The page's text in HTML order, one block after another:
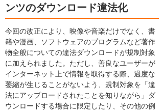
ンツのダウンロード違法化
今回の改正により、映像や音楽だけでなく、書
籍や漫画、ソフトウェアのプログラムなど著作
物全般についての違法ダウンロードが規制対象
に加えられました。ただし、善良なユーザーが
インターネット上で情報を取得する際、過度な
萎縮が生じることがないよう、規制対象を「違
法にアップロードされたことを知りながら」ダ
ウンロードする場合に限定したり、その他の例